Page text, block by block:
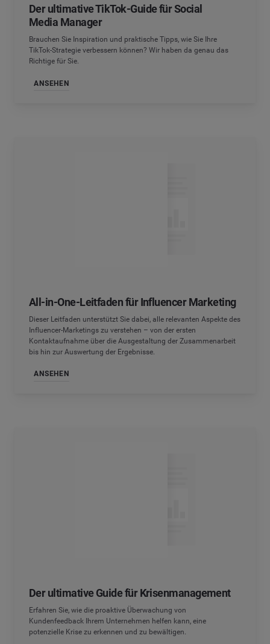
Der ultimative TikTok-Guide für Social
Media Manager
Brauchen Sie Inspiration und praktische Tipps, wie Sie Ihre
TikTok-Strategie verbessern können? Wir haben da genau das
Richtige für Sie.
ANSEHEN
All-in-One-Leitfaden für Influencer Marketing
Dieser Leitfaden unterstützt Sie dabei, alle relevanten Aspekte des
Influencer-Marketings zu verstehen – von der ersten
Kontaktaufnahme über die Ausgestaltung der Zusammenarbeit
bis hin zur Auswertung der Ergebnisse.
ANSEHEN
Der ultimative Guide für Krisenmanagement
Erfahren Sie, wie die proaktive Überwachung von
Kundenfeedback Ihrem Unternehmen helfen kann, eine
potenzielle Krise zu erkennen und zu bewältigen.